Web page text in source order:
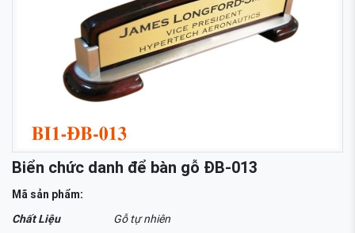
Biển chức danh để bàn gỗ ĐB-013
Mã sản phẩm:
Chất Liệu
Gỗ tự nhiên